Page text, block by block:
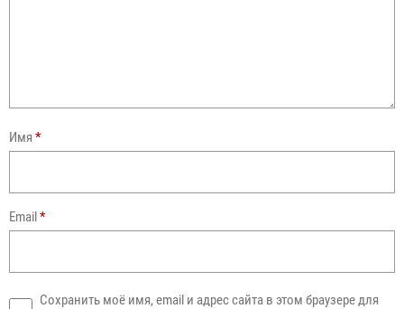
Имя *
Email*
Сохранить моё имя, email и адрес сайта в этом браузере для